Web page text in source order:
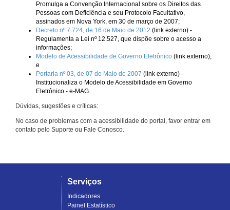
Promulga a Convenção Internacional sobre os Direitos das
Pessoas com Deficiência e seu Protocolo Facultativo,
assinados em Nova York, em 30 de março de 2007;
Decreto nº 7.724, de 16 de Maio de 2012 (link externo) -
Regulamenta a Lei nº 12.527, que dispõe sobre o acesso a
informações;
Modelo de Acessibilidade de Governo Eletrônico (link externo);
e
Portaria nº 03, de 07 de Maio de 2007 (link externo) -
Institucionaliza o Modelo de Acessibilidade em Governo
Eletrônico - e-MAG.
Dúvidas, sugestões e críticas:
No caso de problemas com a acessibilidade do portal, favor entrar em
contato pelo Suporte ou Fale Conosco.
Serviços
Indicadores
Painel Estatístico